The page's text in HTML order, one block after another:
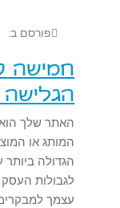
פורסם ב:
חמישה
האתר שלך
המותג או
הגדולה
לגבולות
עצמך